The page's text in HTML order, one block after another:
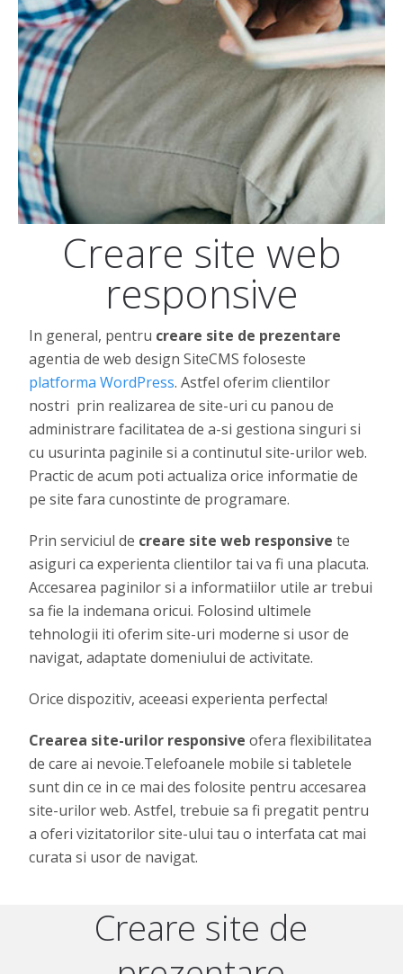
Creare site web
responsive
In general, pentru creare site de prezentare
agentia de web design SiteCMS foloseste
platforma WordPress. Astfel oferim clientilor
nostri prin realizarea de site-uri cu panou de
administrare facilitatea de a-si gestiona singuri si
cu usurinta paginile si a continutul site-urilor web.
Practic de acum poti actualiza orice informatie de
pe site fara cunostinte de programare.
Prin serviciul de creare site web responsive te
asiguri ca experienta clientilor tai va fi una placuta.
Accesarea paginilor si a informatiilor utile ar trebui
sa fie la indemana oricui. Folosind ultimele
tehnologii iti oferim site-uri moderne si usor de
navigat, adaptate domeniului de activitate.
Orice dispozitiv, aceeasi experienta perfecta!
Crearea site-urilor responsive ofera flexibilitatea
de care ai nevoie.Telefoanele mobile si tabletele
sunt din ce in ce mai des folosite pentru accesarea
site-urilor web. Astfel, trebuie sa fi pregatit pentru
a oferi vizitatorilor site-ului tau o interfata cat mai
curata si usor de navigat.
Creare site de